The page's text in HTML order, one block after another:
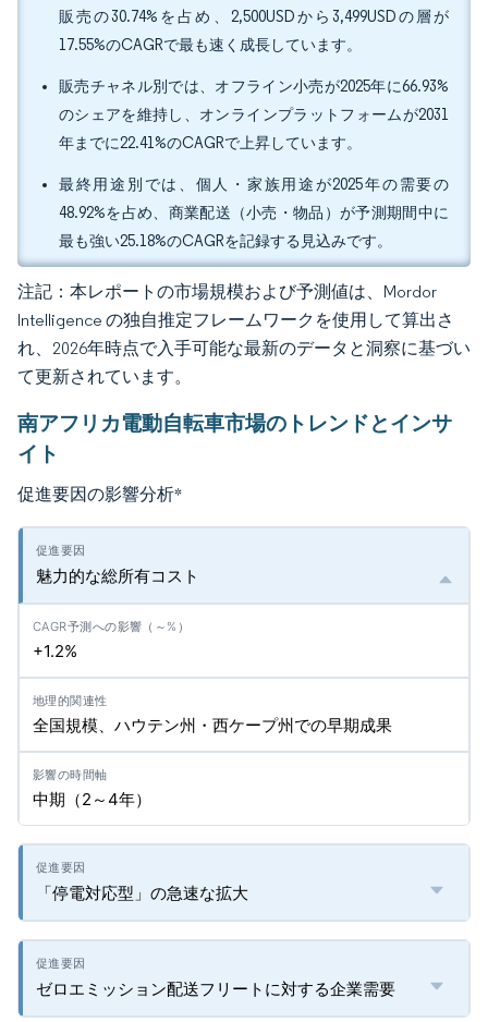
販売の30.74%を占め、2,500USDから3,499USDの層が
17.55%のCAGRで最も速く成長しています。
販売チャネル別では、オフライン小売が2025年に66.93%
のシェアを維持し、オンラインプラットフォームが2031
年までに22.41%のCAGRで上昇しています。
最終用途別では、個人・家族用途が2025年の需要の
48.92%を占め、商業配送（小売・物品）が予測期間中に
最も強い25.18%のCAGRを記録する見込みです。
注記：本レポートの市場規模および予測値は、Mordor
Intelligence の独自推定フレームワークを使用して算出さ
れ、2026年時点で入手可能な最新のデータと洞察に基づい
て更新されています。
南アフリカ電動自転車市場のトレンドとインサ
イト
促進要因の影響分析*
魅力的な総所有コスト
+1.2%
全国規模、ハウテン州・西ケープ州での早期成果
中期（2～4年）
「停電対応型」の急速な拡大
ゼロエミッション配送フリートに対する企業需要